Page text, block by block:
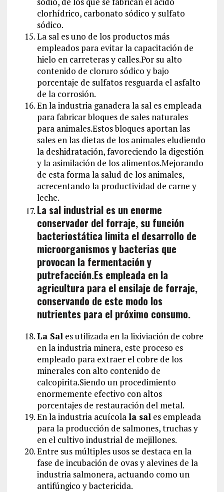
clorhídrico, carbonato sódico y sulfato
sódico.
La sal es uno de los productos más
empleados para evitar la capacitación de
hielo en carreteras y calles.Por su alto
contenido de cloruro sódico y bajo
porcentaje de sulfatos resguarda el asfalto
de la corrosión.
En la industria ganadera la sal es empleada
para fabricar bloques de sales naturales
para animales.Estos bloques aportan las
sales en las dietas de los animales eludiendo
la deshidratación, favoreciendo la digestión
y la asimilación de los alimentos.Mejorando
de esta forma la salud de los animales,
acrecentando la productividad de carne y
leche.
La sal industrial es un enorme
conservador del forraje, su función
bacteriostática limita el desarrollo de
microorganismos y bacterias que
provocan la fermentación y
putrefacción.Es empleada en la
agricultura para el ensilaje de forraje,
conservando de este modo los
nutrientes para el próximo consumo.
La Sales utilizada en la lixiviación de cobre
en la industria minera, este proceso es
empleado para extraer el cobre de los
minerales con alto contenido de
calcopirita.Siendo un procedimiento
enormemente efectivo con altos
porcentajes de restauración del metal.
En la industria acuícolala sales empleada
para la producción de salmones, truchas y
en el cultivo industrial de mejillones.
Entre sus múltiples usos se destaca en la
fase de incubación de ovas y alevines de la
industria salmonera, actuando como un
antifúngico y bactericida.